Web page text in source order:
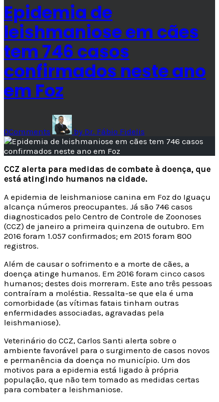
Epidemia de
leishmaniose em cães
tem 746 casos
confirmados neste ano
em Foz
0Comments by Dr. Fábio Fidelis
CCZ alerta para medidas de combate à doença, que
está atingindo humanos na cidade.
A epidemia de leishmaniose canina em Foz do Iguaçu
alcança números preocupantes. Já são 746 casos
diagnosticados pelo Centro de Controle de Zoonoses
(CCZ) de janeiro a primeira quinzena de outubro. Em
2016 foram 1.057 confirmados; em 2015 foram 800
registros.
Além de causar o sofrimento e a morte de cães, a
doença atinge humanos. Em 2016 foram cinco casos
humanos; destes dois morreram. Este ano três pessoas
contraíram a moléstia. Ressalta-se que ela é uma
comorbidade (as vítimas fatais tinham outras
enfermidades associadas, agravadas pela
leishmaniose).
Veterinário do CCZ, Carlos Santi alerta sobre o
ambiente favorável para o surgimento de casos novos
e permanência da doença no município. Um dos
motivos para a epidemia está ligado à própria
população, que não tem tomado as medidas certas
para combater a leishmaniose.